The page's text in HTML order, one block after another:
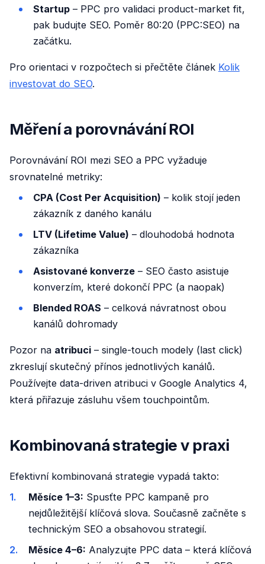
Startup – PPC pro validaci product-market fit,
pak budujte SEO. Poměr 80:20 (PPC:SEO) na
začátku.
Pro orientaci v rozpočtech si přečtěte článek Kolik
investovat do SEO.
Měření a porovnávání ROI
Porovnávání ROI mezi SEO a PPC vyžaduje
srovnatelné metriky:
CPA (Cost Per Acquisition) – kolik stojí jeden
zákazník z daného kanálu
LTV (Lifetime Value) – dlouhodobá hodnota
zákazníka
Asistované konverze – SEO často asistuje
konverzím, které dokončí PPC (a naopak)
Blended ROAS – celková návratnost obou
kanálů dohromady
Pozor na atribuci – single-touch modely (last click)
zkreslují skutečný přínos jednotlivých kanálů.
Používejte data-driven atribuci v Google Analytics 4,
která přiřazuje zásluhu všem touchpointům.
Kombinovaná strategie v praxi
Efektivní kombinovaná strategie vypadá takto:
Měsíce 1–3: Spusťte PPC kampaně pro
nejdůležitější klíčová slova. Současně začněte s
technickým SEO a obsahovou strategií.
Měsíce 4–6: Analyzujte PPC data – která klíčová